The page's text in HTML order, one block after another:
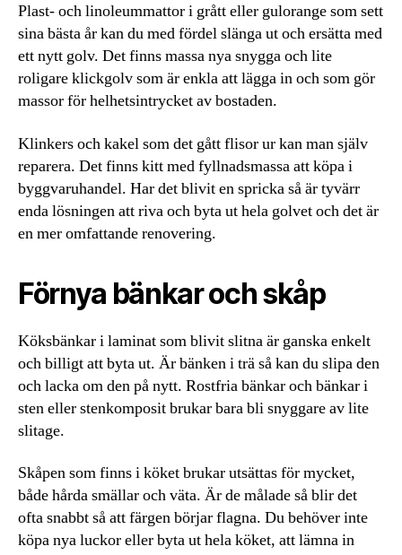
Plast- och linoleummattor i grått eller gulorange som sett
sina bästa år kan du med fördel slänga ut och ersätta med
ett nytt golv. Det finns massa nya snygga och lite
roligare klickgolv som är enkla att lägga in och som gör
massor för helhetsintrycket av bostaden.
Klinkers och kakel som det gått flisor ur kan man själv
reparera. Det finns kitt med fyllnadsmassa att köpa i
byggvaruhandel. Har det blivit en spricka så är tyvärr
enda lösningen att riva och byta ut hela golvet och det är
en mer omfattande renovering.
Förnya bänkar och skåp
Köksbänkar i laminat som blivit slitna är ganska enkelt
och billigt att byta ut. Är bänken i trä så kan du slipa den
och lacka om den på nytt. Rostfria bänkar och bänkar i
sten eller stenkomposit brukar bara bli snyggare av lite
slitage.
Skåpen som finns i köket brukar utsättas för mycket,
både hårda smällar och väta. Är de målade så blir det
ofta snabbt så att färgen börjar flagna. Du behöver inte
köpa nya luckor eller byta ut hela köket, att lämna in